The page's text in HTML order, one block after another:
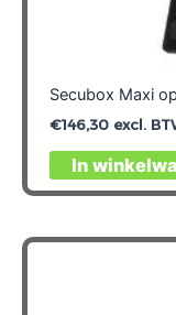
Secubox Maxi
€146,30excl.
In